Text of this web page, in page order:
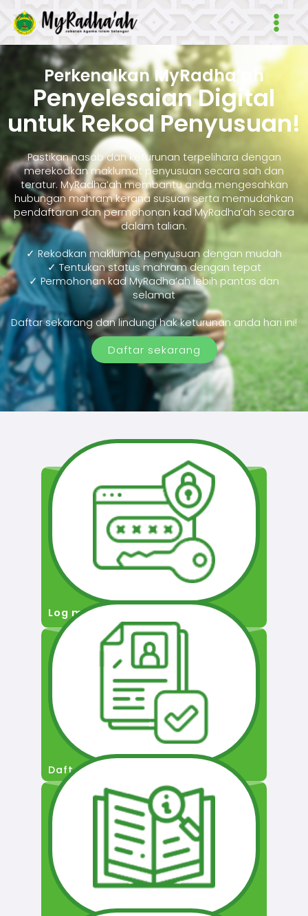
Main
Perkenalkan MyRadha’ah
Penyelesaian Digital
untuk Rekod Penyusuan!
Pastikan nasab dan keturunan terpelihara dengan
merekodkan maklumat penyusuan secara sah dan
teratur. MyRadha’ah membantu anda mengesahkan
hubungan mahram kerana susuan serta memudahkan
pendaftaran dan permohonan kad MyRadha’ah secara
dalam talian.
✓ Rekodkan maklumat penyusuan dengan mudah
✓ Tentukan status mahram dengan tepat
✓ Permohonan kad MyRadha’ah lebih pantas dan
selamat
Daftar sekarang dan lindungi hak keturunan anda hari ini!
Daftar sekarang
Log masuk
Daftar Pengguna